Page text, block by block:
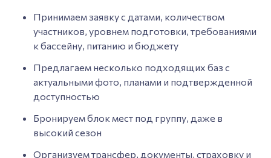
Принимаем заявку с датами, количеством
участников, уровнем подготовки, требованиями
к бассейну, питанию и бюджету
Предлагаем несколько подходящих баз с
актуальными фото, планами и подтвержденной
доступностью
Бронируем блок мест под группу, даже в
высокий сезон
Организуем трансфер, документы, страховку и